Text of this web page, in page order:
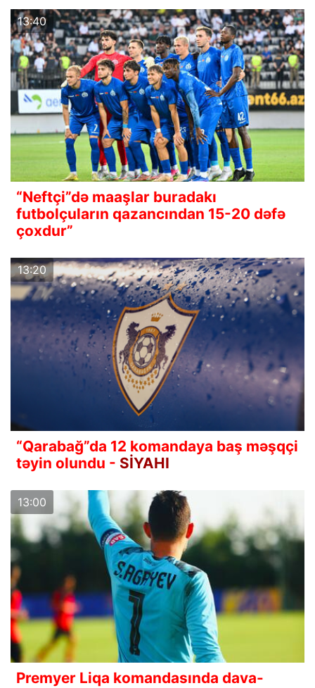
13:40
“Neftçi”də maaşlar buradakı
futbolçuların qazancından 15-20 dəfə
çoxdur”
13:20
“Qarabağ”da 12 komandaya baş məşqçi
təyin olundu - SİYAHI
13:00
Premyer Liqa komandasında dava-